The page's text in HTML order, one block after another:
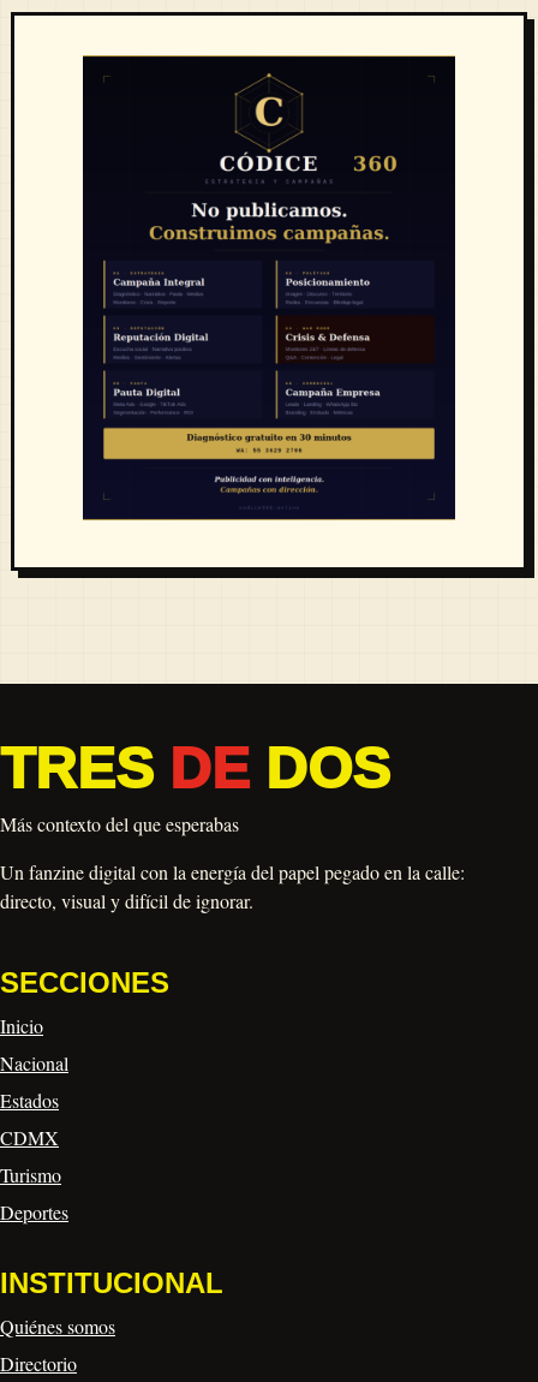
TRES DEDOS
Más contexto del que esperabas
Un fanzine digital con la energía del papel pegado en la calle:
directo, visual y difícil de ignorar.
SECCIONES
Inicio
Nacional
Estados
CDMX
Turismo
Deportes
INSTITUCIONAL
Quiénes somos
Directorio